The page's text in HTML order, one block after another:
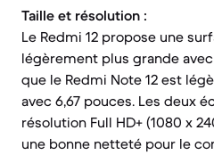
Taille et résolution :
Le Redmi 12 propose une
légèrement plus grande
que le Redmi Note 12 est
avec 6,67 pouces. Les deux
résolution Full HD+ (1080 x
une bonne netteté pour le